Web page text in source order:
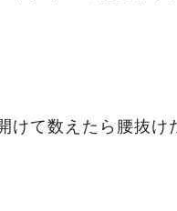
けて数えたら腰抜け